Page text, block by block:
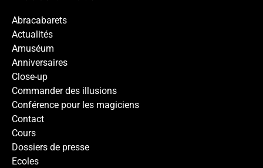
Abracabarets
Actualités
Amuséum
Anniversaires
Close-up
Commander des illusions
Conférence pour les magiciens
Contact
Cours
Dossiers de presse
Ecoles